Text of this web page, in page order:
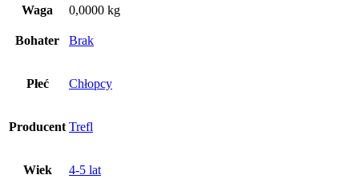
Waga 0,0000 kg
Bohater Brak
Płeć Chłopcy
Producent Trefl
Wiek 4-5 lat